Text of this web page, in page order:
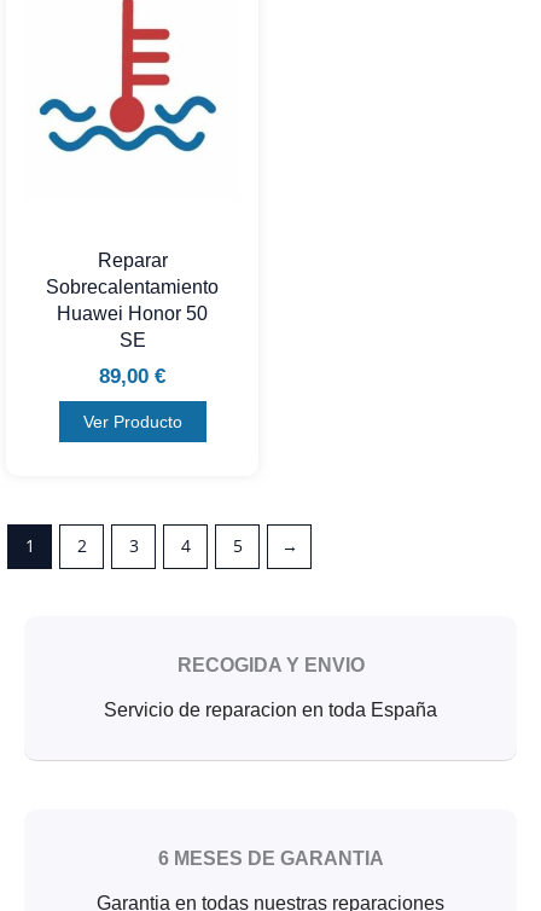
Reparar
Sobrecalentamiento
Huawei Honor 50
SE
89,00 €
Ver Producto
1 2 3 4 5 →
RECOGIDA Y ENVIO
Servicio de reparacion en toda España
6 MESES DE GARANTIA
Garantia en todas nuestras reparaciones